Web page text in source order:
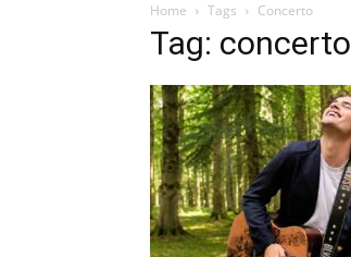
Home Tags Concerto
Tag: concerto